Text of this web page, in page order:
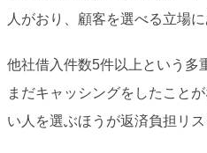
人がおり、顧客を選べる立場
他社借入件数5件以上という多
まだキャッシングをしたこと
い人を選ぶほうが返済負担リス